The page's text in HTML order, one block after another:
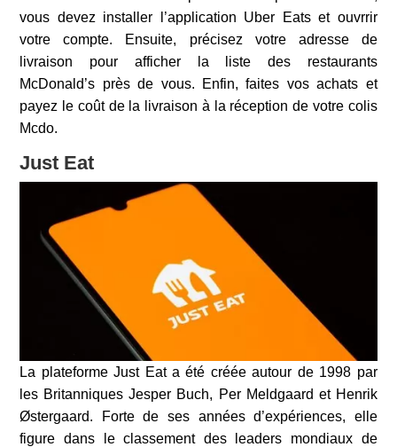
vous devez installer l’application Uber Eats et ouvrrir
votre compte. Ensuite, précisez votre adresse de
livraison pour afficher la liste des restaurants
McDonald’s près de vous. Enfin, faites vos achats et
payez le coût de la livraison à la réception de votre colis
Mcdo.
Just Eat
La plateforme Just Eat a été créée autour de 1998 par
les Britanniques Jesper Buch, Per Meldgaard et Henrik
Østergaard. Forte de ses années d’expériences, elle
figure dans le classement des leaders mondiaux de